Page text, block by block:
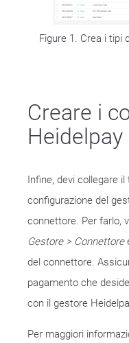
Figure 1. Crea i tipi
Creare i
Heidelpay
Infine, devi collegare
configurazione del
connettore. Per farlo,
Gestore > Connettore
del connettore.
pagamento che
con il gestore
Per maggiori